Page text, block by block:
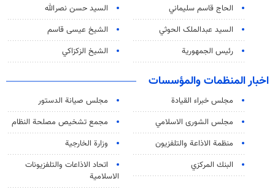
الحاج قاسم سليماني
السيد حسن نصرالله
السید عبدالملک الحوثي
الشيخ عيسى قاسم
رئيس الجمهورية
الشيخ الزكزاكي
اخبار المنظمات والمؤسسات
مجلس خبراء القيادة
مجلس صيانة الدستور
مجلس الشورى الاسلامي
مجمع تشخيص مصلحة النظام
منظمة الاذاعة والتلفزیون
وزارة الخارجية
البنك المركزي
اتحاد الاذاعات والتلفزيونات
الاسلامية